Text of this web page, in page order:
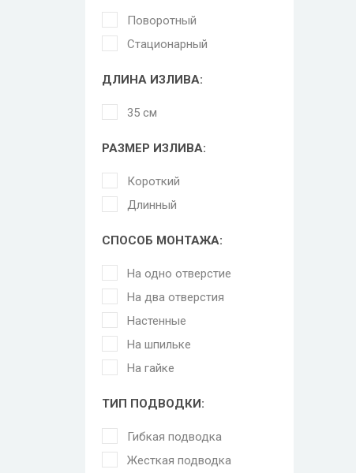
Поворотный
Стационарный
ДЛИНА ИЗЛИВА:
35 см
РАЗМЕР ИЗЛИВА:
Короткий
Длинный
СПОСОБ МОНТАЖА:
На одно отверстие
На два отверстия
Настенные
На шпильке
На гайке
ТИП ПОДВОДКИ:
Гибкая подводка
Жесткая подводка